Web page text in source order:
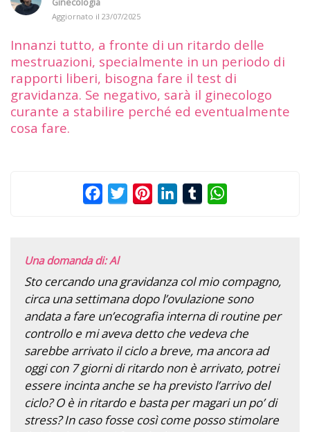
Ginecologia
Aggiornato il 23/07/2025
Innanzi tutto, a fronte di un ritardo delle
mestruazioni, specialmente in un periodo di
rapporti liberi, bisogna fare il test di
gravidanza. Se negativo, sarà il ginecologo
curante a stabilire perché ed eventualmente
cosa fare.
FacebookTwitterPinterestLinkedInTumblr
Una domanda di: Al
Sto cercando una gravidanza col mio compagno,
circa una settimana dopo l’ovulazione sono
andata a fare un’ecografia interna di routine per
controllo e mi aveva detto che vedeva che
sarebbe arrivato il ciclo a breve, ma ancora ad
oggi con 7 giorni di ritardo non è arrivato, potrei
essere incinta anche se ha previsto l’arrivo del
ciclo? O è in ritardo e basta per magari un po’ di
stress? In caso fosse così come posso stimolare